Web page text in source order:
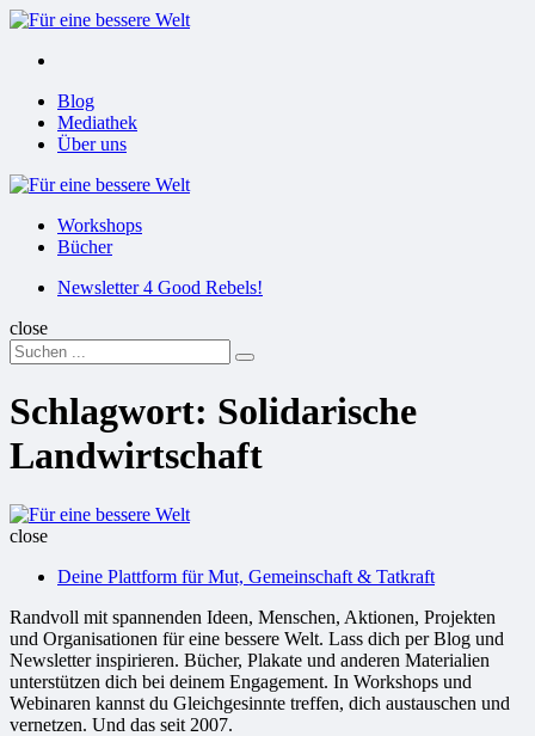
Menu
Menu
Blog
Mediathek
Über uns
Für
Workshops
Bücher
SuchenNewsletter 4 Good Rebels!
close
Search
for:
Suchen
Schlagwort: Solidarische
Landwirtschaft
Für
Welt
close
Deine Plattform für Mut, Gemeinschaft & Tatkraft
Randvoll mit spannenden Ideen, Menschen, Aktionen, Projekten
und Organisationen für eine bessere Welt. Lass dich per Blog und
Newsletter inspirieren. Bücher, Plakate und anderen Materialien
unterstützen dich bei deinem Engagement. In Workshops und
Webinaren kannst du Gleichgesinnte treffen, dich austauschen und
vernetzen. Und das seit 2007.